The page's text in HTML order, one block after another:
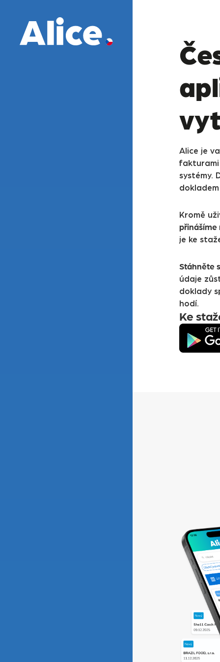
Alice je
fakturami
systémy.
Kromě
přinášíme
je ke
Stáhněte
údaje
doklady
hodí.
Ke